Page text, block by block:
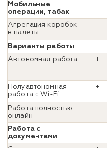
Мобильные
операции, табак
Агрегация коробок
в палеты
Варианты работы
Автономная работа
+
Полуавтономная
работа с Wi-Fi
+
Работа полностью
онлайн
Работа с
документами